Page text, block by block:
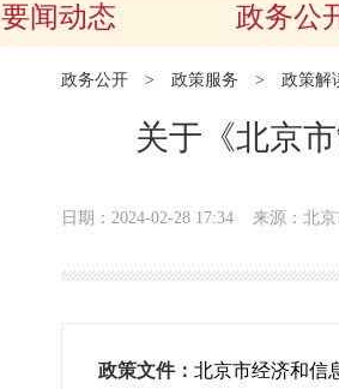
要闻动态 政务公
政务公开 > 政策服务 > 政策解
关于《北京
日期：2024-02-28 17:34 来源：北
政策文件： 北京市经济和信